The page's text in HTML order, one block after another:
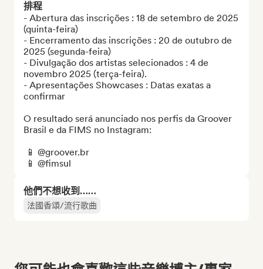
排程
- Abertura das inscrições : 18 de setembro de 2025
(quinta-feira)
- Encerramento das inscrições : 20 de outubro de
2025 (segunda-feira)
- Divulgação dos artistas selecionados : 4 de
novembro 2025 (terça-feira).
- Apresentações Showcases : Datas exatas a
confirmar
O resultado será anunciado nos perfis da Groover
Brasil e da FIMS no Instagram:
📱 @fimsul
他們不想收到……
法國香頌/流行歌曲